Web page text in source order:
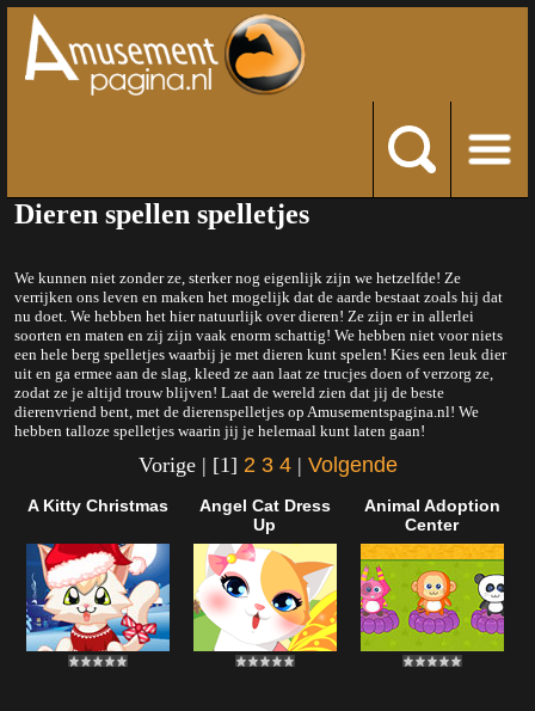
Dieren spellen spelletjes
We kunnen niet zonder ze, sterker nog eigenlijk zijn we hetzelfde! Ze
verrijken ons leven en maken het mogelijk dat de aarde bestaat zoals hij dat
nu doet. We hebben het hier natuurlijk over dieren! Ze zijn er in allerlei
soorten en maten en zij zijn vaak enorm schattig! We hebben niet voor niets
een hele berg spelletjes waarbij je met dieren kunt spelen! Kies een leuk dier
uit en ga ermee aan de slag, kleed ze aan laat ze trucjes doen of verzorg ze,
zodat ze je altijd trouw blijven! Laat de wereld zien dat jij de beste
dierenvriend bent, met de dierenspelletjes op Amusementspagina.nl! We
hebben talloze spelletjes waarin jij je helemaal kunt laten gaan!
Vorige | [1] 2 3 4| Volgende
A Kitty Christmas
Angel Cat Dress
Up
Animal Adoption
Center